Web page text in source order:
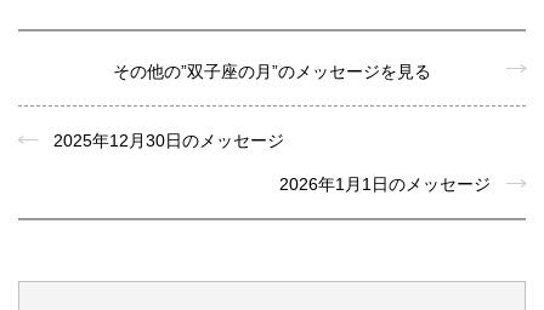
その他の”双子座の月”のメッセージを見る
2025年12月30日のメッセージ
2026年1月1日のメッセージ